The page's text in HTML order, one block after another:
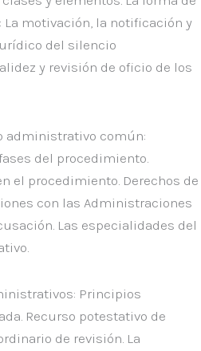
motivación, la notificación y
del silencio
y revisión de oficio de los
administrativo común:
del procedimiento.
el procedimiento. Derechos de
con las Administraciones
Las especialidades del
Principios
Recurso potestativo de
de revisión. La